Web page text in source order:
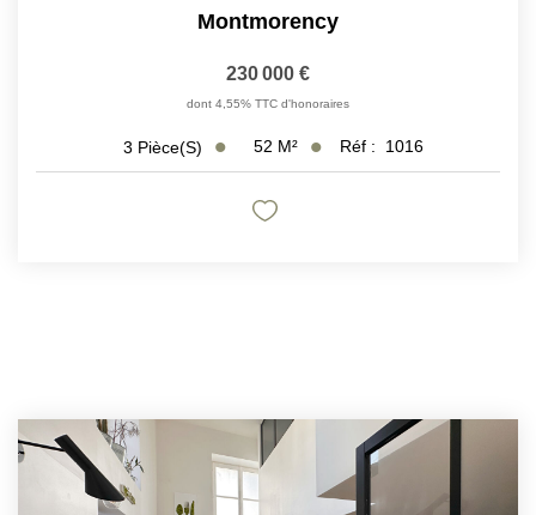
Montmorency
230 000 €
dont 4,55% TTC d'honoraires
3 Pièce(s) 52 M² Réf : 1016